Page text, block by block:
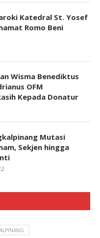
Katedral St. Yosef
Romo Beni
Wisma Benediktus
OFM
Kepada Donatur
Mutasi
Sekjen hingga